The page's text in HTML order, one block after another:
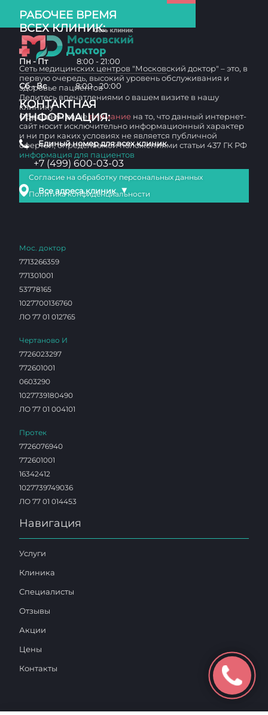
РАБОЧЕЕ ВРЕМЯ
ВСЕХ КЛИНИК:
Пн - Пт 8:00 - 21:00
Сб - Вс 8:00 - 20:00
КОНТАКТНАЯ
ИНФОРМАЦИЯ:
Единый номер для всех клиник
+7 (499) 600-03-03
Все адреса клиник ▼
Сеть медицинских центров "Московский доктор" – это, в
первую очередь, высокий уровень обслуживания и
здоровье пациентов
Делитесь впечатлениями о вашем визите в нашу
клинику
Обращаем вашевнимание на то, что данный интернет-
сайт носит исключительно информационный характер
и ни при каких условиях не является публичной
офертой, определяемой положениями статьи 437 ГК РФ
информация для пациентов
Согласие на обработку персональных данных
Политика конфиденциальности
Мос. доктор
7713266359
771301001
53778165
1027700136760
ЛО 77 01 012765
Чертаново И
7726023297
772601001
0603290
1027739180490
ЛО 77 01 004101
Протек
7726076940
772601001
16342412
1027739749036
ЛО 77 01 014453
Навигация
Услуги
Клиника
Специалисты
Отзывы
Акции
Цены
Контакты